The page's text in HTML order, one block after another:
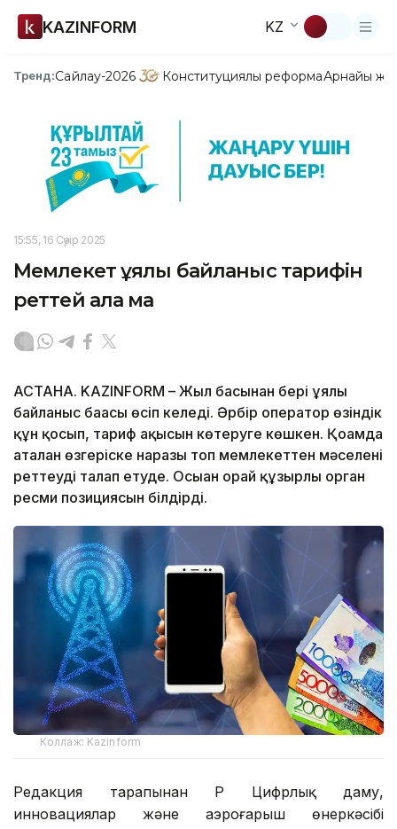
KAZINFORM KZ
Тренд:Сайлау-2026 Конституциялық реформаАрнайы
15:55, 16 Сәуір 2025
Мемлекет ұялы байланыс тарифін
реттей ала ма
АСТАНА. KAZINFORM – Жыл басынан бері ұялы
байланыс бағасы өсіп келеді. Әрбір оператор өзіндік
құн қосып, тариф ақысын көтеруге көшкен. Қоғамда
аталған өзгеріске наразы топ мемлекеттен мәселені
реттеуді талап етуде. Осыған орай құзырлы орган
ресми позициясын білдірді.
Коллаж: Kazinform
Редакция тарапынан ҚР Цифрлық даму,
инновациялар және аэроғарыш өнеркәсібі